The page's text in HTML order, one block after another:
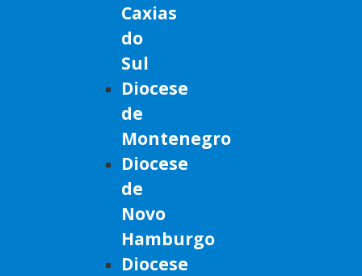
Caxias
do
Sul
Diocese
de
Montenegro
Diocese
de
Novo
Hamburgo
Diocese